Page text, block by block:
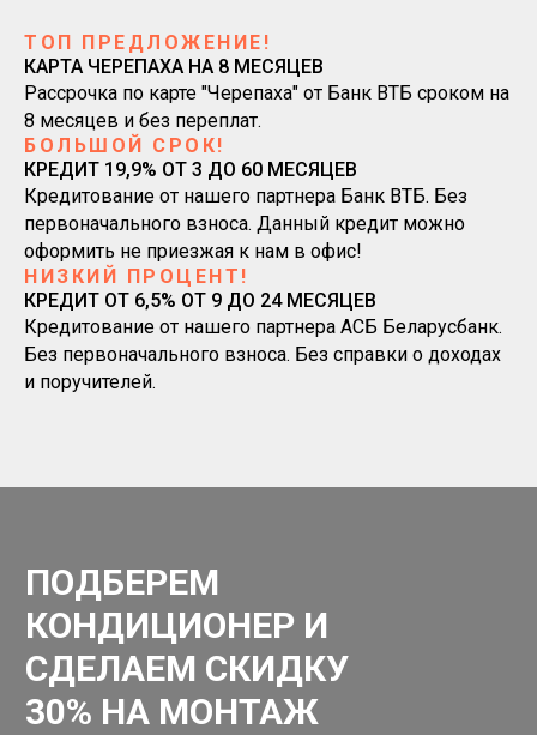
ТОП ПРЕДЛОЖЕНИЕ!
КАРТА ЧЕРЕПАХА НА 8 МЕСЯЦЕВ
Рассрочка по карте "Черепаха" от Банк ВТБ сроком на
8 месяцев и без переплат.
БОЛЬШОЙ СРОК!
КРЕДИТ 19,9% ОТ 3 ДО 60 МЕСЯЦЕВ
Кредитование от нашего партнера Банк ВТБ. Без
первоначального взноса. Данный кредит можно
оформить не приезжая к нам в офис!
НИЗКИЙ ПРОЦЕНТ!
КРЕДИТ ОТ 6,5% ОТ 9 ДО 24 МЕСЯЦЕВ
Кредитование от нашего партнера АСБ Беларусбанк.
Без первоначального взноса. Без справки о доходах
и поручителей.
ПОДБЕРЕМ
КОНДИЦИОНЕР И
СДЕЛАЕМ СКИДКУ
30% НА МОНТАЖ